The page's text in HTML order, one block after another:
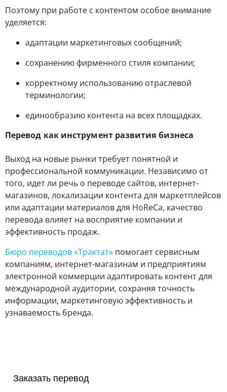
Поэтому при работе с контентом особое внимание
уделяется:
адаптации маркетинговых сообщений;
сохранению фирменного стиля компании;
корректному использованию отраслевой
терминологии;
единообразию контента на всех площадках.
Перевод как инструмент развития бизнеса
Выход на новые рынки требует понятной и
профессиональной коммуникации. Независимо от
того, идет ли речь о переводе сайтов, интернет-
магазинов, локализации контента для маркетплейсов
или адаптации материалов для HoReCa, качество
перевода влияет на восприятие компании и
эффективность продаж.
Бюро переводов «Трактат» помогает сервисным
компаниям, интернет-магазинам и предприятиям
электронной коммерции адаптировать контент для
международной аудитории, сохраняя точность
информации, маркетинговую эффективность и
узнаваемость бренда.
Заказать перевод